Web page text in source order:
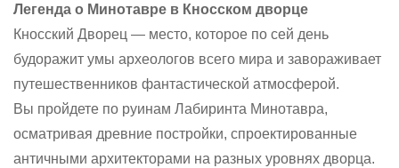
Легенда о Минотавре в Кносском дворце
Кносский Дворец — место, которое по сей день
будоражит умы археологов всего мира и завораживает
путешественников фантастической атмосферой.
Вы пройдете по руинам Лабиринта Минотавра,
осматривая древние постройки, спроектированные
античными архитекторами на разных уровнях дворца.